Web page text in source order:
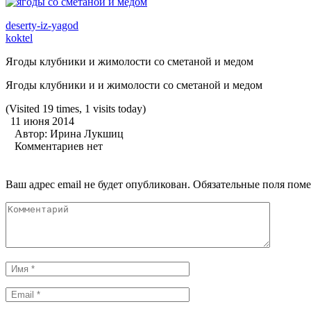
deserty-iz-yagod
koktel
Ягоды клубники и жимолости со сметаной и медом
Ягоды клубники и и жимолости со сметаной и медом
(Visited 19 times, 1 visits today)
11 июня 2014
Автор: Ирина Лукшиц
Комментариев нет
Ваш адрес email не будет опубликован. Обязательные поля
Комментарий
Имя
*
Email
*